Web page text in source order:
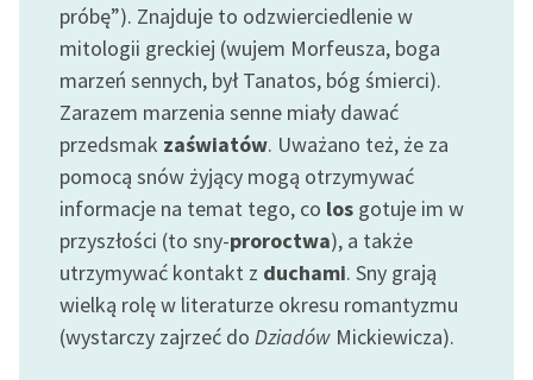
E-kolekcja lektur
szkolnych i literatury do
słuchania dla uczennic i
uczniów z
niepełnosprawnościami
Feministyczne inspiracje.
Popularyzacja
skandynawskiej literatury
feministycznej
Ręce pełne poezji
próbę”). Znajduje to odzwierciedlenie w
mitologii greckiej (wujem Morfeusza, boga
marzeń sennych, był Tanatos, bóg śmierci).
Zarazem marzenia senne miały dawać
przedsmak zaświatów. Uważano też, że za
pomocą snów żyjący mogą otrzymywać
informacje na temat tego, co los gotuje im w
przyszłości (to sny-proroctwa), a także
utrzymywać kontakt z duchami. Sny grają
wielką rolę w literaturze okresu romantyzmu
(wystarczy zajrzeć do Dziadów Mickiewicza).